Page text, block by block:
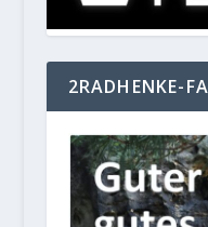
2RADHENKE-